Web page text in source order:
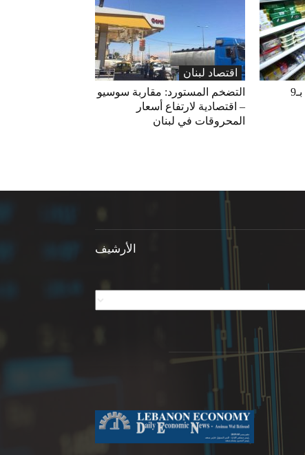
اقتصاد لبنان
التضخم المستورد: مقاربة سوسيو
– اقتصادية لارتفاع أسعار
المحروقات في لبنان
«الاقتصاد» تعلّق التداول بـ9
الأرشيف